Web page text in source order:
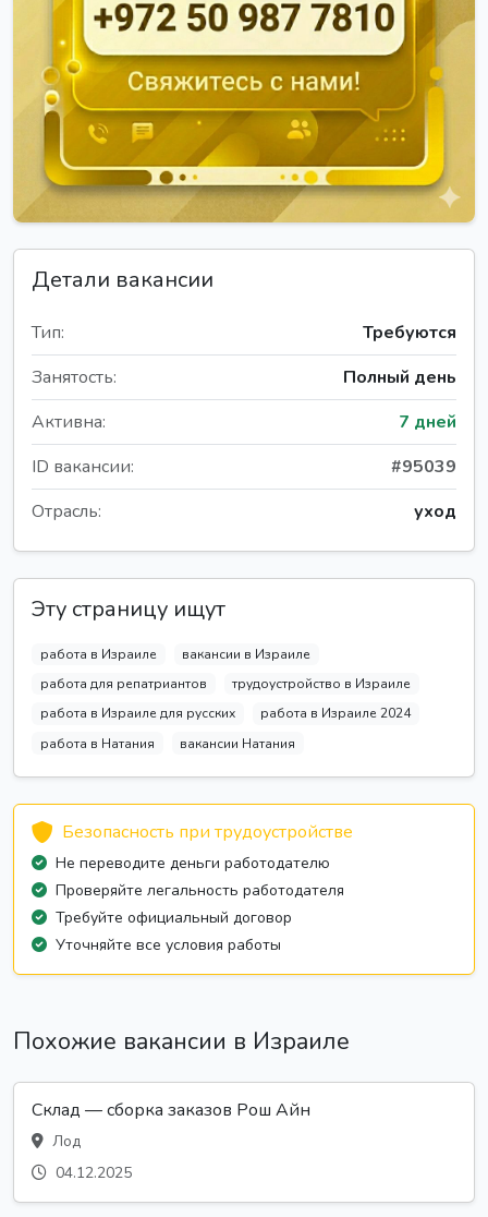
Детали вакансии
Тип:
Требуются
Занятость:
Полный день
Активна:
7 дней
ID вакансии:
#95039
Отрасль:
уход
Эту страницу ищут
работа в Израиле
вакансии в Израиле
работа для репатриантов
трудоустройство в Израиле
работа в Израиле для русских
работа в Израиле 2024
работа в Натания
вакансии Натания
Безопасность при трудоустройстве
Не переводите деньги работодателю
Проверяйте легальность работодателя
Требуйте официальный договор
Уточняйте все условия работы
Похожие вакансии в Израиле
Склад — сборка заказов Рош Айн
Лод
04.12.2025